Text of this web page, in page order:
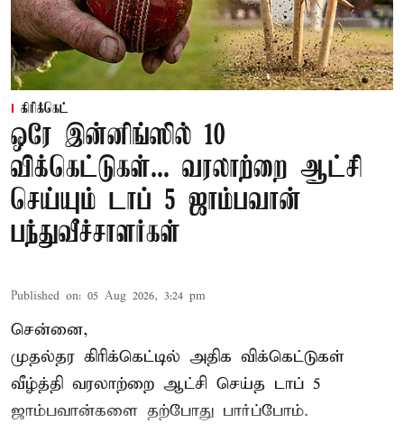
கிரிக்கெட்
ஒரே இன்னிங்ஸில் 10
விக்கெட்டுகள்... வரலாற்றை ஆட்சி
செய்யும் டாப் 5 ஜாம்பவான்
பந்துவீச்சாளர்கள்
Published on: 05 Aug 2026, 3:24 pm
சென்னை,
முதல்தர கிரிக்கெட்டில் அதிக விக்கெட்டுகள்
வீழ்த்தி வரலாற்றை ஆட்சி செய்த டாப் 5
ஜாம்பவான்களை தற்போது பார்ப்போம்.